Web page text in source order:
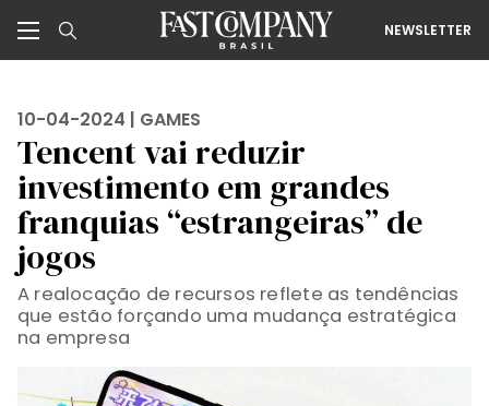
NEWSLETTER
10-04-2024 | GAMES
Tencent vai reduzir
investimento em grandes
franquias “estrangeiras” de
jogos
A realocação de recursos reflete as tendências
que estão forçando uma mudança estratégica
na empresa